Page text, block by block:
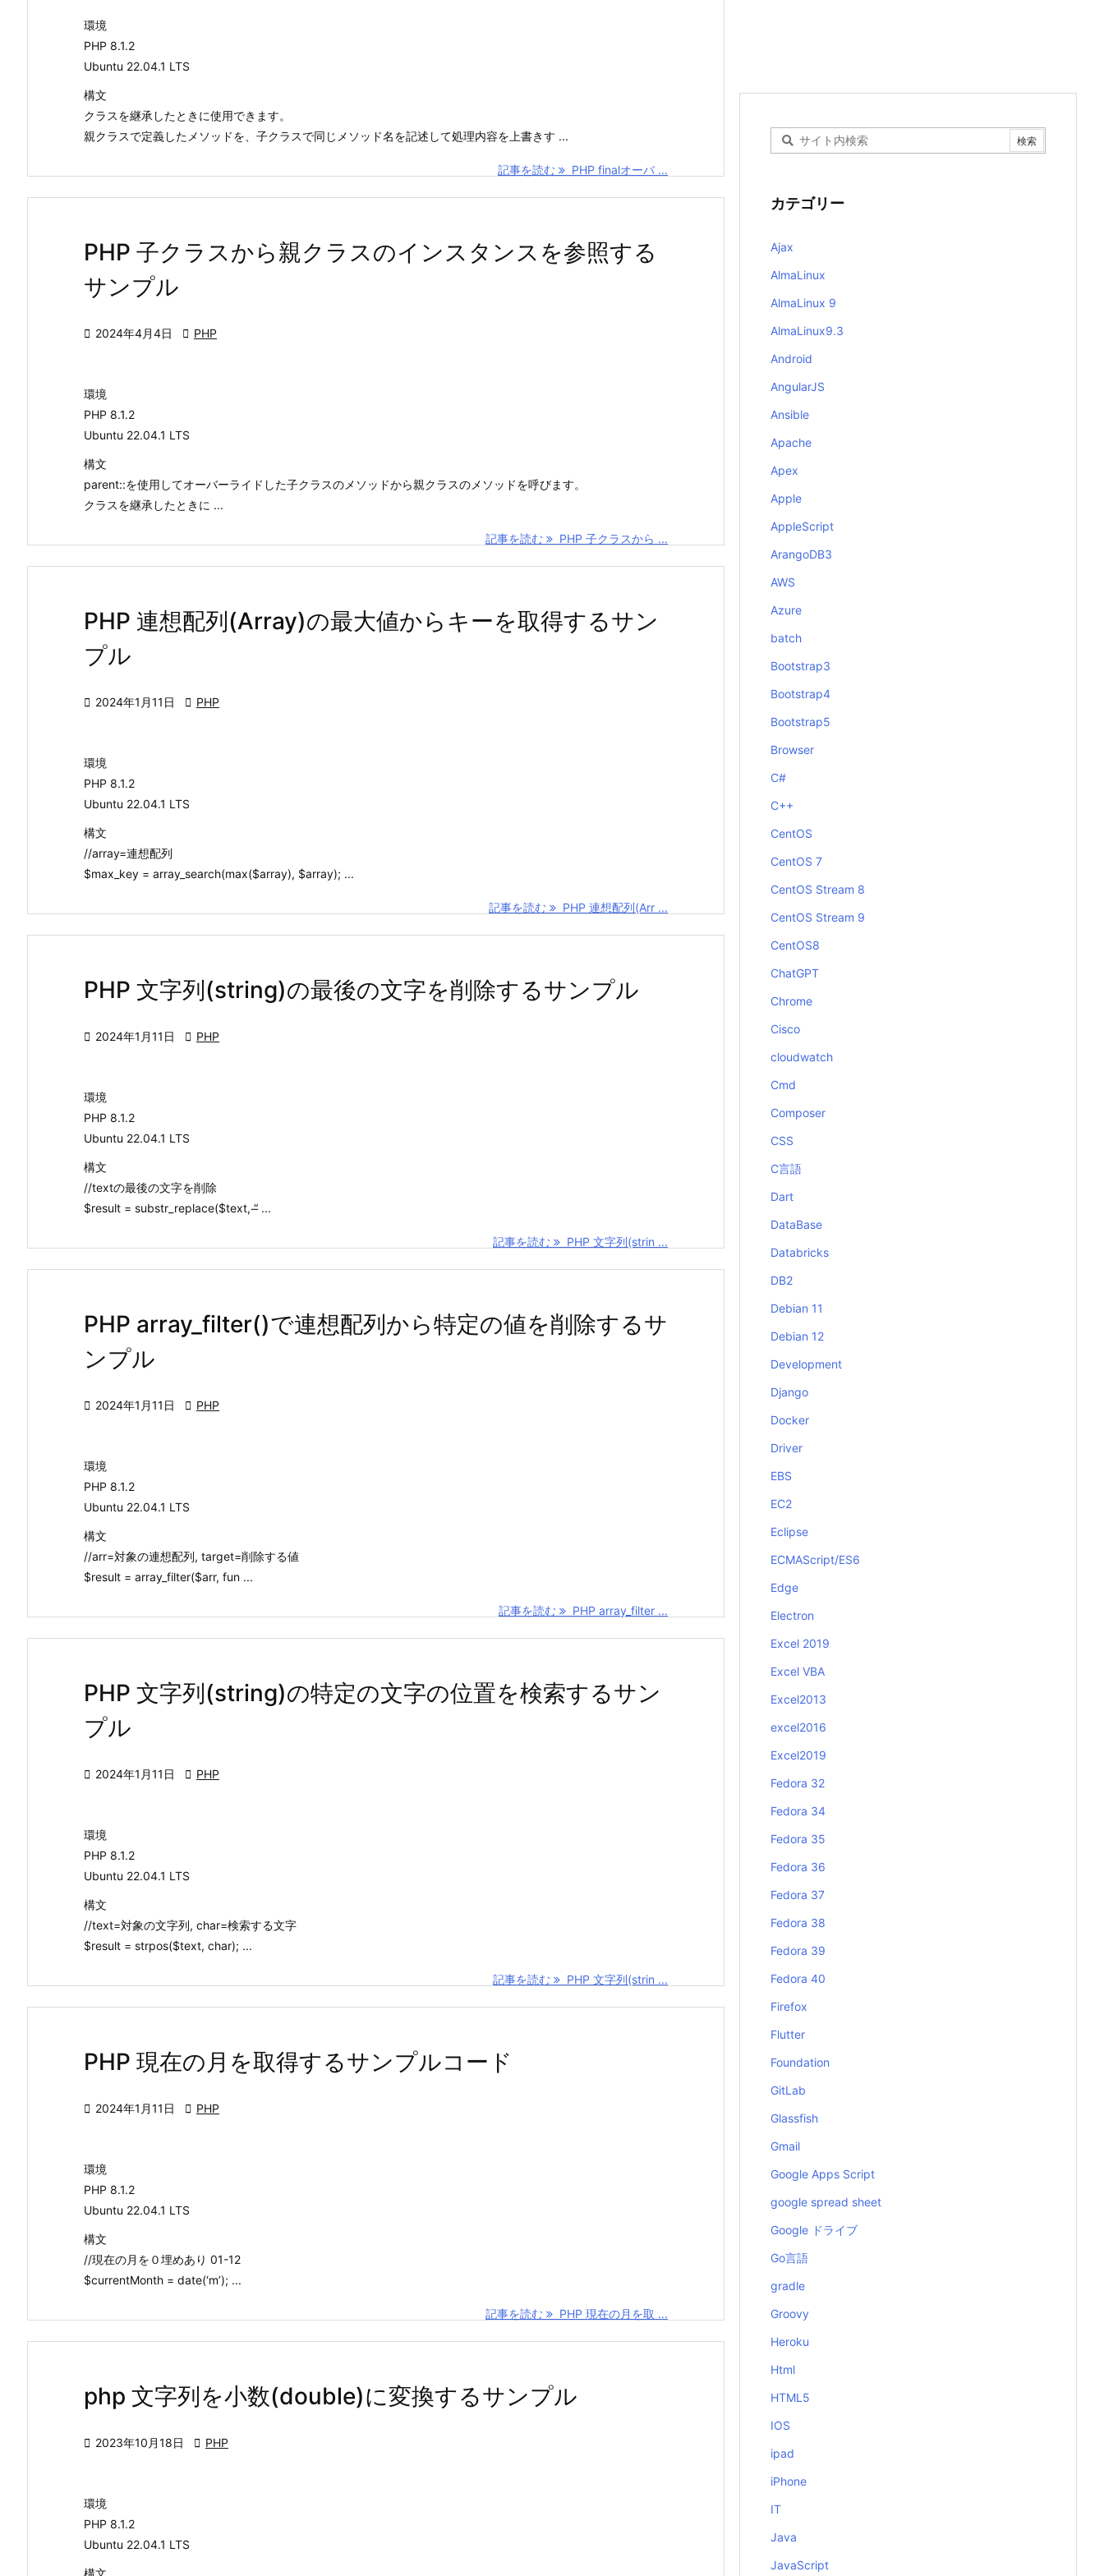
環境
PHP 8.1.2
Ubuntu 22.04.1 LTS
構文
クラスを継承したときに使用できます。
親クラスで定義したメソッドを、子クラスで同じメソッド名を記述して処理内容を上書きす ...
記事を読む PHP finalオーバ ...
PHP 子クラスから親クラスのインスタンスを参照する
サンプル
 2024年4月4日  PHP
環境
PHP 8.1.2
Ubuntu 22.04.1 LTS
構文
parent::を使用してオーバーライドした子クラスのメソッドから親クラスのメソッドを呼びます。
クラスを継承したときに ...
記事を読む PHP 子クラスから ...
PHP 連想配列(Array)の最大値からキーを取得するサン
プル
 2024年1月11日  PHP
環境
PHP 8.1.2
Ubuntu 22.04.1 LTS
構文
//array=連想配列
$max_key = array_search(max($array), $array); ...
記事を読む PHP 連想配列(Arr ...
PHP 文字列(string)の最後の文字を削除するサンプル
 2024年1月11日  PHP
環境
PHP 8.1.2
Ubuntu 22.04.1 LTS
構文
//textの最後の文字を削除
$result = substr_replace($text, “̶ ...
記事を読む PHP 文字列(strin ...
PHP array_filter()で連想配列から特定の値を削除するサ
ンプル
 2024年1月11日  PHP
環境
PHP 8.1.2
Ubuntu 22.04.1 LTS
構文
//arr=対象の連想配列, target=削除する値
$result = array_filter($arr, fun ...
記事を読む PHP array_filter ...
PHP 文字列(string)の特定の文字の位置を検索するサン
プル
 2024年1月11日  PHP
環境
PHP 8.1.2
Ubuntu 22.04.1 LTS
構文
//text=対象の文字列, char=検索する文字
$result = strpos($text, char); ...
記事を読む PHP 文字列(strin ...
PHP 現在の月を取得するサンプルコード
 2024年1月11日  PHP
環境
PHP 8.1.2
Ubuntu 22.04.1 LTS
構文
//現在の月を０埋めあり 01-12
$currentMonth = date(‘m’); ...
記事を読む PHP 現在の月を取 ...
php 文字列を小数(double)に変換するサンプル
 2023年10月18日  PHP
環境
PHP 8.1.2
Ubuntu 22.04.1 LTS
構文
カテゴリー
Ajax
AlmaLinux
AlmaLinux 9
AlmaLinux9.3
Android
AngularJS
Ansible
Apache
Apex
Apple
AppleScript
ArangoDB3
AWS
Azure
batch
Bootstrap3
Bootstrap4
Bootstrap5
Browser
C#
C++
CentOS
CentOS 7
CentOS Stream 8
CentOS Stream 9
CentOS8
ChatGPT
Chrome
Cisco
cloudwatch
Cmd
Composer
CSS
C言語
Dart
DataBase
Databricks
DB2
Debian 11
Debian 12
Development
Django
Docker
Driver
EBS
EC2
Eclipse
ECMAScript/ES6
Edge
Electron
Excel 2019
Excel VBA
Excel2013
excel2016
Excel2019
Fedora 32
Fedora 34
Fedora 35
Fedora 36
Fedora 37
Fedora 38
Fedora 39
Fedora 40
Firefox
Flutter
Foundation
GitLab
Glassfish
Gmail
Google Apps Script
google spread sheet
Google ドライブ
Go言語
gradle
Groovy
Heroku
Html
HTML5
IOS
ipad
iPhone
IT
Java
JavaScript